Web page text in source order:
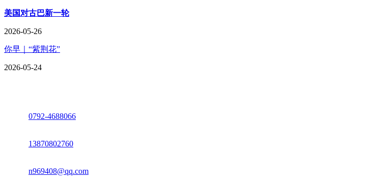
美国对古巴新一轮
2026-05-26
你早｜“紫荆花”
2026-05-24
0792-4688066
13870802760
n969408@qq.com